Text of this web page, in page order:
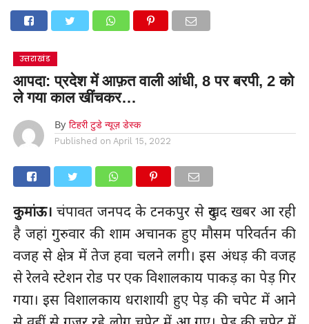
उत्तराखंड
आपदा: प्रदेश में आफ़त वाली आंधी, 8 पर बरपी, 2 को
ले गया काल खींचकर…
By टिहरी टुडे न्यूज़ डेस्क
Published on April 15, 2022
कुमांऊ। चंपावत जनपद के टनकपुर से दुखद खबर आ रही
है जहां गुरुवार की शाम अचानक हुए मौसम परिवर्तन की
वजह से क्षेत्र में तेज हवा चलने लगी। इस अंधड़ की वजह
से रेलवे स्टेशन रोड पर एक विशालकाय पाकड़ का पेड़ गिर
गया। इस विशालकाय धराशायी हुए पेड़ की चपेट में आने